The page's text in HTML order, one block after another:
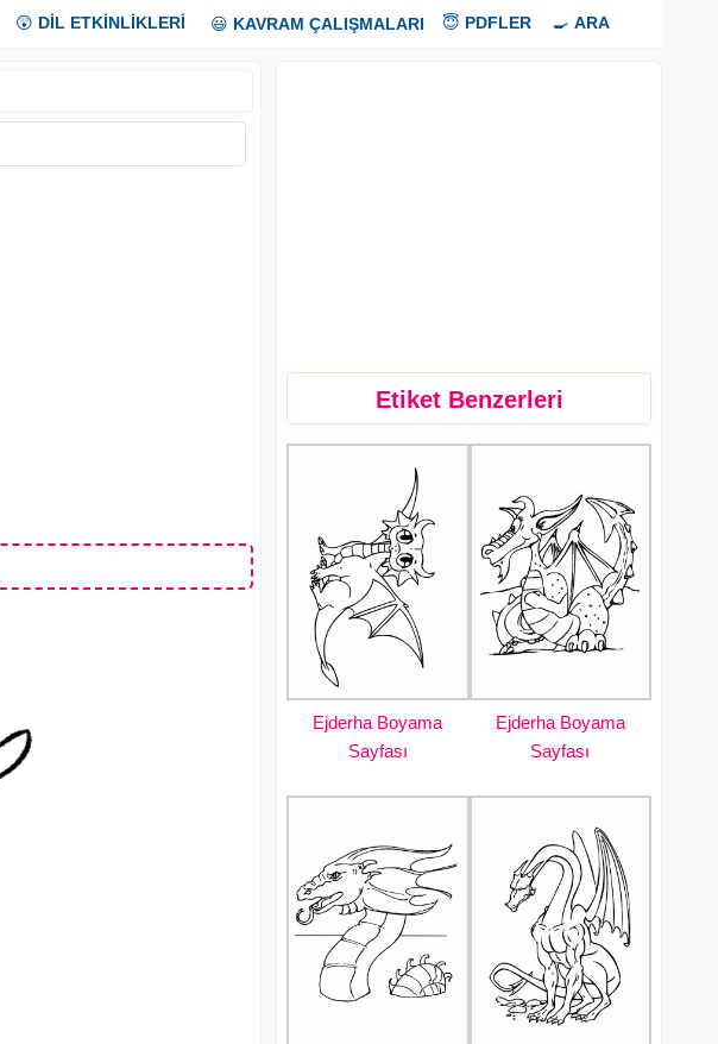
😲 DİL ETKİNLİKLERİ 😃 KAVRAM ÇALIŞMALARI 😇 PDFLER 🍳 ARA
Etiket Benzerleri
Ejderha Boyama
Sayfası
Ejderha Boyama
Sayfası